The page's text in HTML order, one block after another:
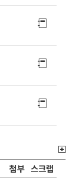
첨부 스크랩